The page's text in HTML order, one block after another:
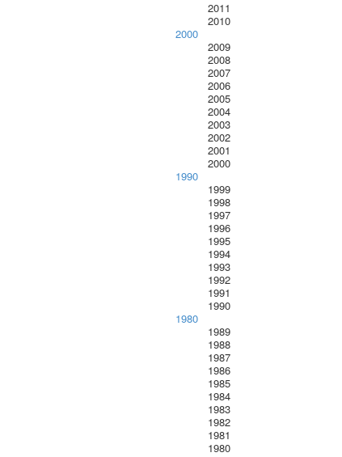
2011
2010
2000
2009
2008
2007
2006
2005
2004
2003
2002
2001
2000
1990
1999
1998
1997
1996
1995
1994
1993
1992
1991
1990
1980
1989
1988
1987
1986
1985
1984
1983
1982
1981
1980